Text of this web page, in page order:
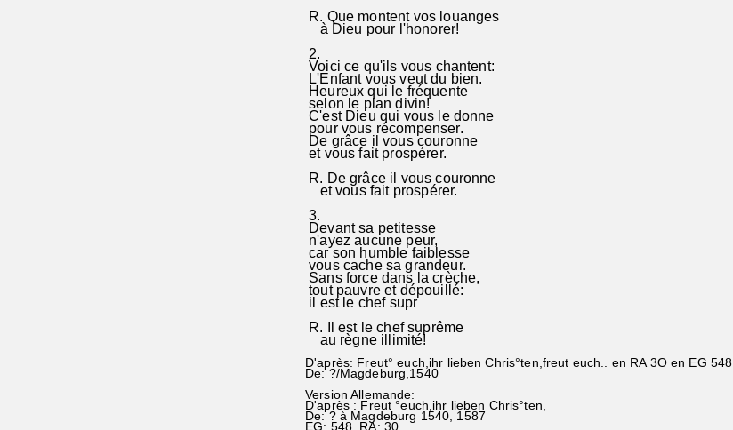
R. Que montent vos louanges
à Dieu pour l'honorer!
2.
Voici ce qu'ils vous chantent:
L'Enfant vous veut du bien.
Heureux qui le fréquente
selon le plan divin!
C'est Dieu qui vous le donne
pour vous récompenser.
De grâce il vous couronne
et vous fait prospérer.
R. De grâce il vous couronne
et vous fait prospérer.
3.
Devant sa petitesse
n'ayez aucune peur,
car son humble faiblesse
vous cache sa grandeur.
Sans force dans la crèche,
tout pauvre et dépouillé:
il est le chef supr
R. Il est le chef suprême
au règne illimité!
D'après: Freut° euch,ihr lieben Chris°ten,freut euch.. en RA 3O en EG 548
De: ?/Magdeburg,1540
Version Allemande:
D'après : Freut °euch,ihr lieben Chris°ten,
De: ? à Magdeburg 1540, 1587
EG: 548 RA: 30